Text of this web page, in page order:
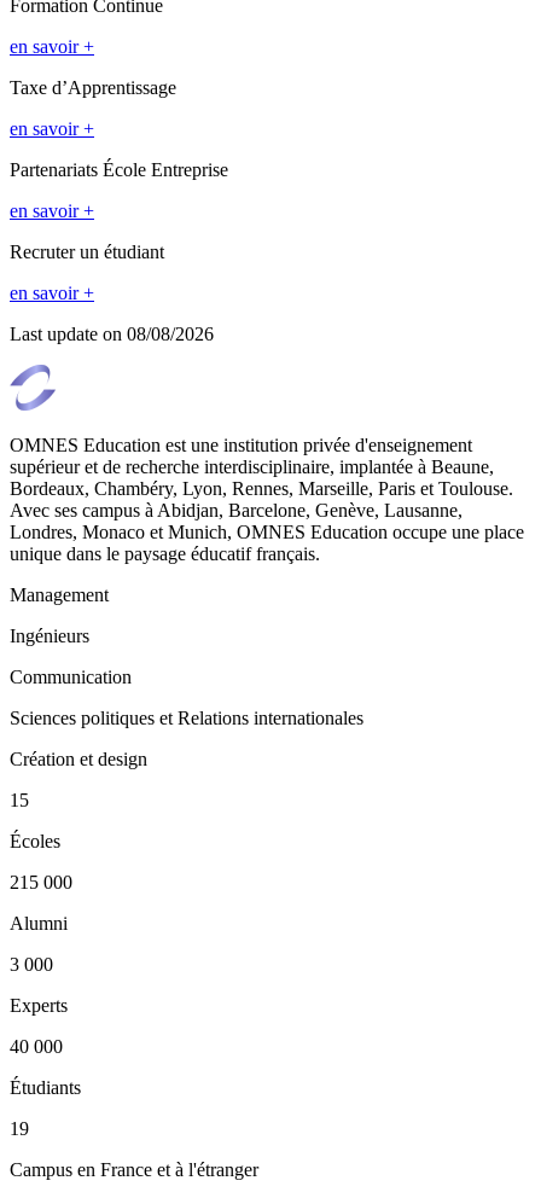
Formation Continue
en savoir +
Taxe d’Apprentissage
en savoir +
Partenariats École Entreprise
en savoir +
Recruter un étudiant
en savoir +
Last update on 08/08/2026
OMNES Education est une institution privée d'enseignement
supérieur et de recherche interdisciplinaire, implantée à Beaune,
Bordeaux, Chambéry, Lyon, Rennes, Marseille, Paris et Toulouse.
Avec ses campus à Abidjan, Barcelone, Genève, Lausanne,
Londres, Monaco et Munich, OMNES Education occupe une place
unique dans le paysage éducatif français.
Management
Ingénieurs
Communication
Sciences politiques et Relations internationales
Création et design
15
Écoles
215 000
Alumni
3 000
Experts
40 000
Étudiants
19
Campus en France et à l'étranger